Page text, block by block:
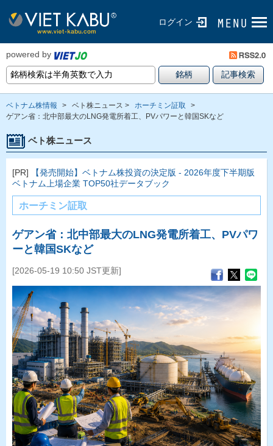
ログイン
powered by
ベトナム株情報 > ベト株ニュース > ホーチミン証取
>
ゲアン省：北中部最大のLNG発電所着工、PVパワーと韓国SKなど
ベト株ニュース
[PR]
【発売開始】ベトナム株投資の決定版 - 2026年度下半期版
ベトナム上場企業 TOP50社データブック
ホーチミン証取
ゲアン省：北中部最大のLNG発電所着工、PVパワ
ーと韓国SKなど
[2026-05-19 10:50 JST更新]